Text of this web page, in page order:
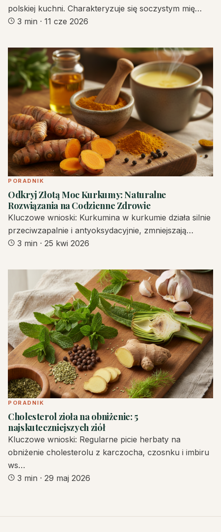
polskiej kuchni. Charakteryzuje się soczystym mię…
3 min · 11 cze 2026
PORADNIK
Odkryj Złotą Moc Kurkumy: Naturalne
Rozwiązania na Codzienne Zdrowie
Kluczowe wnioski: Kurkumina w kurkumie działa silnie
przeciwzapalnie i antyoksydacyjnie, zmniejszają…
3 min · 25 kwi 2026
PORADNIK
Cholesterol zioła na obniżenie: 5
najskuteczniejszych ziół
Kluczowe wnioski: Regularne picie herbaty na
obniżenie cholesterolu z karczocha, czosnku i imbiru
ws…
3 min · 29 maj 2026